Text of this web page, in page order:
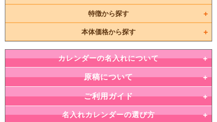
特徴から探す
本体価格から探す
カレンダーの名入れについて
原稿について
ご利用ガイド
名入れカレンダーの選び方